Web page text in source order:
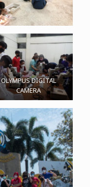
OLYMPUS DIGITAL
CAMERA